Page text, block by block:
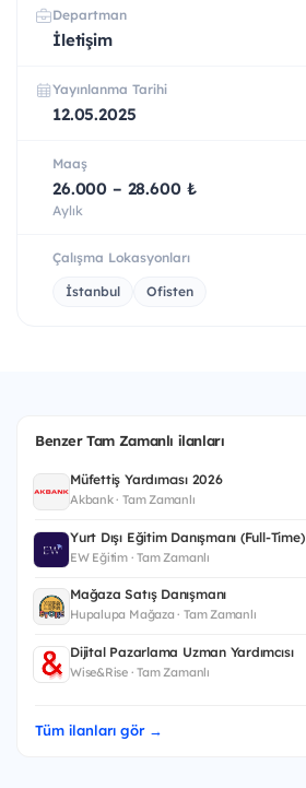
Departman
İletişim
Yayınlanma Tarihi
12.05.2025
Maaş
26.000 – 28.600 ₺
Aylık
Çalışma Lokasyonları
İstanbul Ofisten
Benzer Tam Zamanlı ilanları
Müfettiş Yardımcısı 2026
Akbank · Tam Zamanlı
Yurt Dışı Eğitim Danışmanı (Full-Time)
EW Eğitim · Tam Zamanlı
Mağaza Satış Danışmanı
Hupalupa Mağaza · Tam Zamanlı
Dijital Pazarlama Uzman Yardımcısı
Wise&Rise · Tam Zamanlı
Tüm ilanları gör →